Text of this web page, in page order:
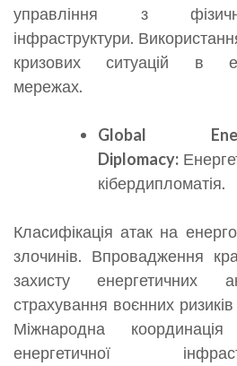
управління з
інфраструктури.
кризових ситуацій в
мережах.
Global
Diplomacy:
кібердипломатія.
Класифікація атак на
злочинів. Впровадження
захисту енергетичних
страхування воєнних ризиків
Міжнародна
енергетичної